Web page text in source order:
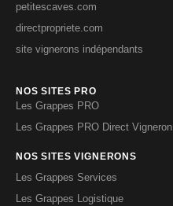
petitescaves.com
directpropriete.com
site vignerons indépendants
NOS SITES PRO
Les Grappes PRO
Les Grappes PRO Direct Vigneron
NOS SITES VIGNERONS
Les Grappes Services
Les Grappes Logistique